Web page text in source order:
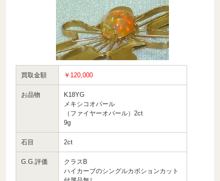
買取金額 ￥120,000
お品物
K18YG
メキシコオパール
（ファイヤーオパール）2ct
9g
石目 2ct
G.G.評価
クラスB
ハイカーブのシングルカボションカット